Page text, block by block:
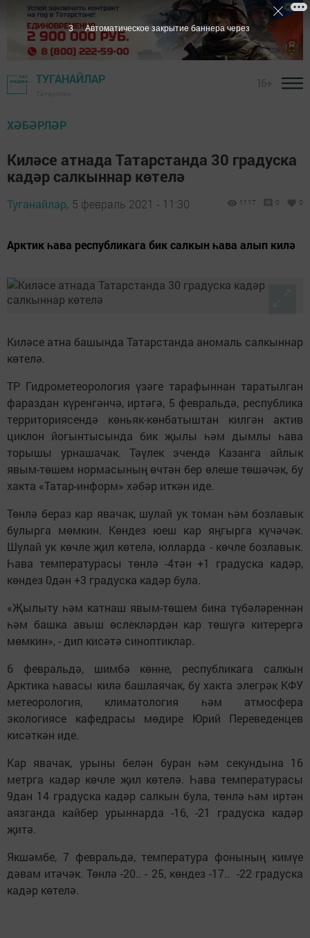
ТУГАНАЙЛАР
ХӘБӘРЛӘР
Киләсе атнада Татарстанда 30 градуска
кадәр салкыннар көтелә
Туганайлар, 5 февраль 2021 - 11:30 1117 0 0
Арктик һава республикага бик салкын һава алып килә
Киләсе атна башында Татарстанда аномаль салкыннар
көтелә.
ТР Гидрометеорология үзәге тарафыннан таратылган
фараздан күренгәнчә, иртәгә, 5 февральдә, республика
территориясендә көньяк-көнбатыштан килгән актив
циклон йогынтысында бик җылы һәм дымлы һава
торышы урнашачак. Тәүлек эчендә Казанга айлык
явым-төшем нормасының өчтән бер өлеше төшәчәк, бу
хакта «Татар-информ» хәбәр иткән иде.
Төнлә бераз кар явачак, шулай ук томан һәм бозлавык
булырга мөмкин. Көндез юеш кар яңгырга күчәчәк.
Шулай ук көчле җил көтелә, юлларда - көчле бозлавык.
Һава температурасы төнлә -4тән +1 градуска кадәр,
көндез 0дән +3 градуска кадәр була.
«Җылыту һәм катнаш явым-төшем бина түбәләреннән
һәм башка авыш өслекләрдән кар төшүгә китерергә
мөмкин», - дип кисәтә синоптиклар.
6 февральдә, шимбә көнне, республикага салкын
Арктика һавасы килә башлаячак, бу хакта элегрәк КФУ
метеорология, климатология һәм атмосфера
экологиясе кафедрасы мөдире Юрий Переведенцев
кисәткән иде.
Кар явачак, урыны белән буран һәм секундына 16
метрга кадәр көчле җил көтелә. Һава температурасы
9дан 14 градуска кадәр салкын була, төнлә һәм иртән
аязганда кайбер урыннарда -16, -21 градуска кадәр
җитә.
Якшәмбе, 7 февральдә, температура фонының кимүе
дәвам итәчәк. Төнлә -20.. - 25, көндез -17.. -22 градуска
кадәр көтелә.
1 Автоматическое закрытие баннера через